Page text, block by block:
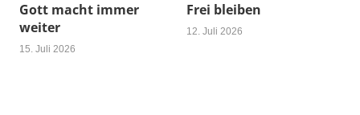
Gott macht immer
weiter
15. Juli 2026
Frei bleiben
12. Juli 2026